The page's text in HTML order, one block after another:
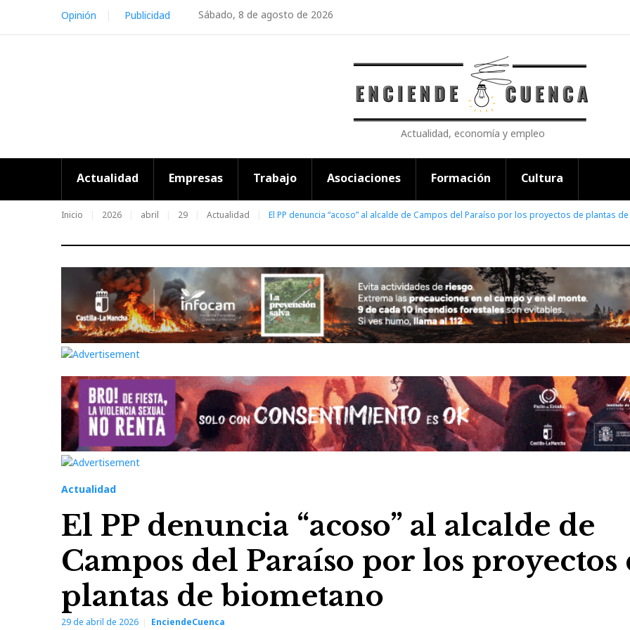
content
Sábado, 8 de agosto de 2026
Opinión Publicidad
Actualidad, economía y empleo
Actualidad Empresas Trabajo Asociaciones Formación Cultura
Inicio 2026 abril 29 Actualidad El PP denuncia “acoso” al alcalde de Campos del Paraíso por los proyectos de plantas
Actualidad
El PP denuncia “acoso” al alcalde de
Campos del Paraíso por los proyectos
plantas de biometano
29 de abril de 2026 EnciendeCuenca